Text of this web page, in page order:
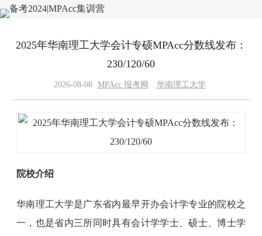
2025年华南理工大学会计专硕MPAcc分数线发布：
230/120/60
2026-08-08 MPAcc 报考网 华南理工大学
院校介绍
华南理工大学是广东省内最早开办会计学专业的院校之
一，也是省内三所同时具有会计学学士、硕士、博士学